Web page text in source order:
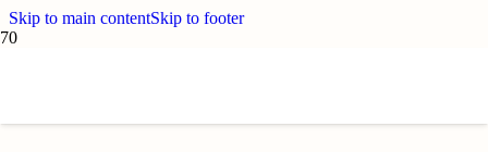
Skip to main contentSkip to footer